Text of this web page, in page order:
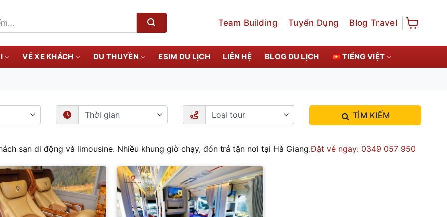
Team Building Tuyển Dụng Blog Travel
VÉ XE KHÁCH DU THUYỀN ESIM DU LỊCH LIÊN HỆ BLOG DU LỊCH TIẾNG VIỆT
TÌM KIẾM
sạn di động và limousine. Nhiều khung giờ chạy, đón trả tận nơi tại Hà Giang.Đặt vé ngay: 0349 057 950